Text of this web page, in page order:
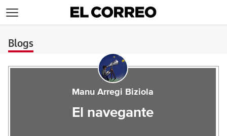
Blogs
Manu Arregi Biziola
El navegante